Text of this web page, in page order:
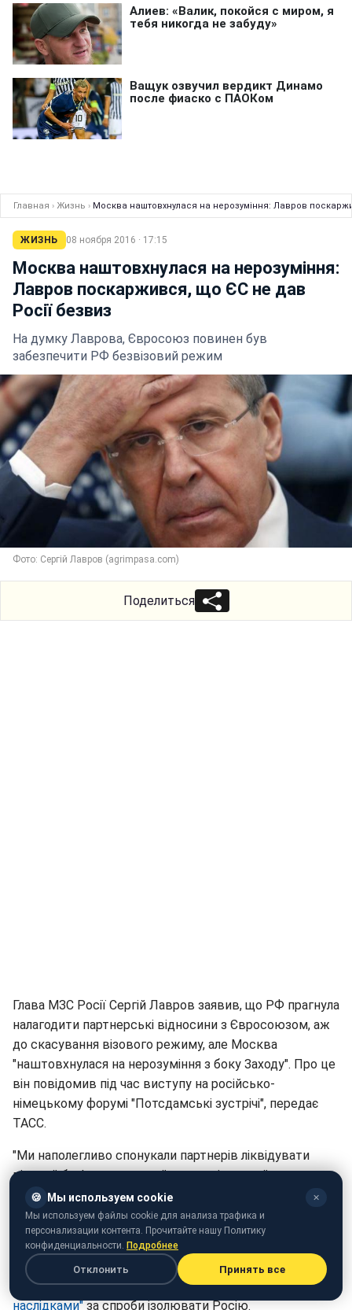
Главная › Жизнь › Москва наштовхнулася на нерозуміння: Лавров
ЖИЗНЬ 08 ноября 2016 · 17:15
Москва наштовхнулася на нерозуміння:
Лавров поскаржився, що ЄС не дав
Росії безвиз
На думку Лаврова, Євросоюз повинен був
забезпечити РФ безвізовий режим
Фото: Сергій Лавров (agrimpasa.com)
Поделиться
Глава МЗС Росії Сергій Лавров заявив, що РФ прагнула
налагодити партнерські відносини з Євросоюзом, аж
до скасування візового режиму, але Москва
"наштовхнулася на нерозуміння з боку Заходу". Про це
він повідомив під час виступу на російсько-
німецькому форумі "Потсдамські зустрічі", передає
ТАСС.
"Ми наполегливо спонукали партнерів ліквідувати
візовий бар'єр, очевидний анахронізм, який стримує
розширення торговельно-інвестиційних та культурно-
гуманітарних зв'язків. На жаль, наше щире бажання
налагодити партнерство не отримало підтримки з
боку держав Заходу", - поскаржився Лавров.
Нагадаємо,Лавров пригрозив ЄС "тяжкими
наслідками"за спроби ізолювати Росію.
🍪 Мы используем cookie ✕
Мы используем файлы cookie для анализа трафика и
персонализации контента. Прочитайте нашу Политику
конфиденциальности. Подробнее
Отклонить Принять все